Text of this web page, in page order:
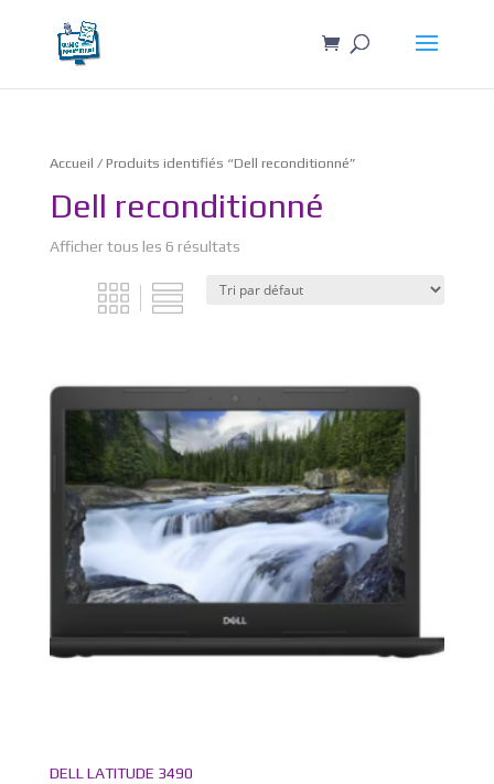
Accueil / Produits identifiés “Dell reconditionné”
Dell reconditionné
Afficher tous les 6 résultats
DELL LATITUDE 3490